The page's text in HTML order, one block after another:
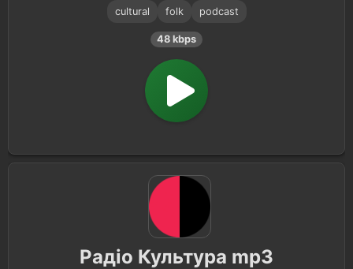
cultural folk podcast
48 kbps
Радіо Культура mp3